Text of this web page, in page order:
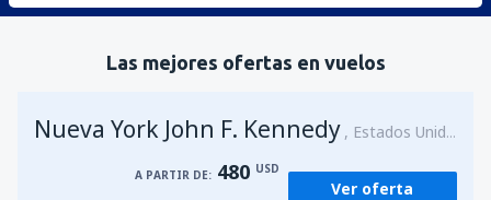
Las mejores ofertas en vuelos
Nueva York John F. Kennedy Estados Unidos
A PARTIR DE: 480 USD
Ver oferta